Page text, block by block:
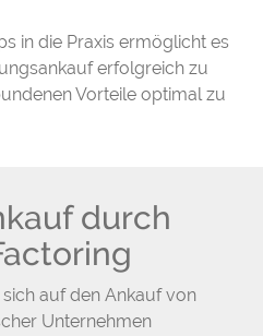
in die Praxis ermöglicht es
erfolgreich zu
Vorteile optimal zu
durch
auf den Ankauf von
Unternehmen